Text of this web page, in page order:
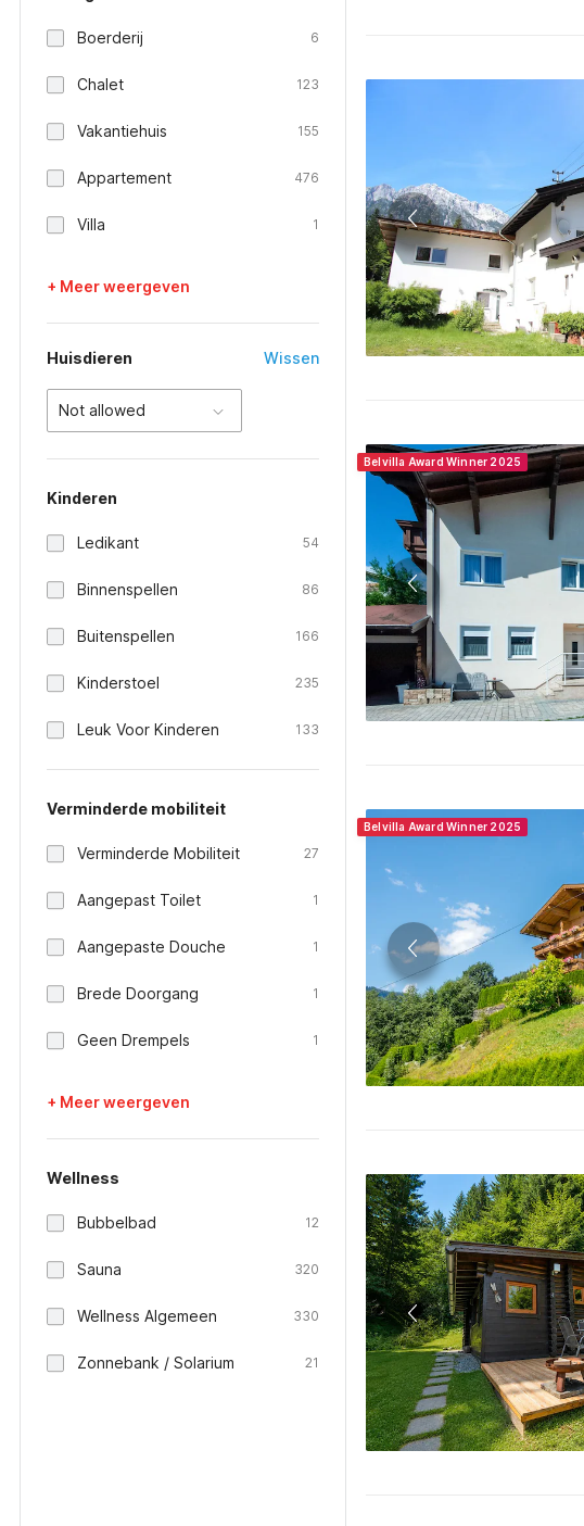
Boerderij 6
Chalet 123
Vakantiehuis 155
Appartement 476
Villa 1
+ Meer weergeven
Huisdieren Wissen
Not allowed
Kinderen
Ledikant 54
Binnenspellen 86
Buitenspellen 166
Kinderstoel 235
Leuk Voor Kinderen 133
Verminderde mobiliteit
Verminderde Mobiliteit 27
Aangepast Toilet 1
Aangepaste Douche 1
Brede Doorgang 1
Geen Drempels 1
+ Meer weergeven
Wellness
Bubbelbad 12
Sauna 320
Wellness Algemeen 330
Zonnebank / Solarium 21
Belvilla Award Winner 2025
Belvilla Award Winner 2025